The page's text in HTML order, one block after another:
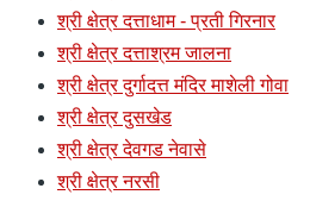
श्री क्षेत्र दत्ताधाम - प्रती गिरनार
श्री क्षेत्र दत्ताश्रम जालना
श्री क्षेत्र दुर्गादत्त मंदिर माशेली गोवा
श्री क्षेत्र दुसखेड
श्री क्षेत्र देवगड नेवासे
श्री क्षेत्र नरसी